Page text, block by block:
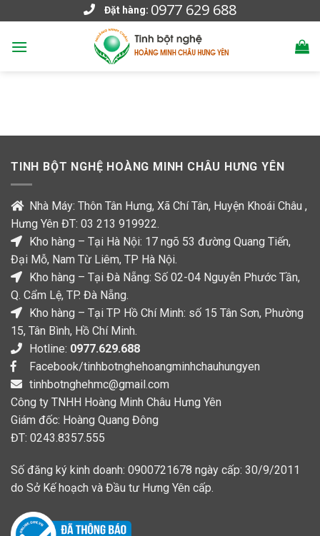
to
content
Đặt hàng: 0977 629 688
TINH BỘT NGHỆ HOÀNG MINH CHÂU HƯNG YÊN
Nhà Máy: Thôn Tân Hưng, Xã Chí Tân, Huyện Khoái Châu ,
Hưng Yên ĐT: 03 213 919922.
Kho hàng – Tại Hà Nội: 17 ngõ 53 đường Quang Tiến,
Đại Mỗ, Nam Từ Liêm, TP Hà Nội.
Kho hàng – Tại Đà Nẵng: Số 02-04 Nguyễn Phước Tần,
Q. Cẩm Lệ, TP. Đà Nẵng.
Kho hàng – Tại TP Hồ Chí Minh: số 15 Tân Sơn, Phường
15, Tân Bình, Hồ Chí Minh.
Hotline: 0977.629.688
Facebook/tinhbotnghehoangminhchauhungyen
tinhbotnghehmc@gmail.com
Công ty TNHH Hoàng Minh Châu Hưng Yên
Giám đốc: Hoàng Quang Đông
ĐT: 0243.8357.555
Số đăng ký kinh doanh: 0900721678 ngày cấp: 30/9/2011
do Sở Kế hoạch và Đầu tư Hưng Yên cấp.